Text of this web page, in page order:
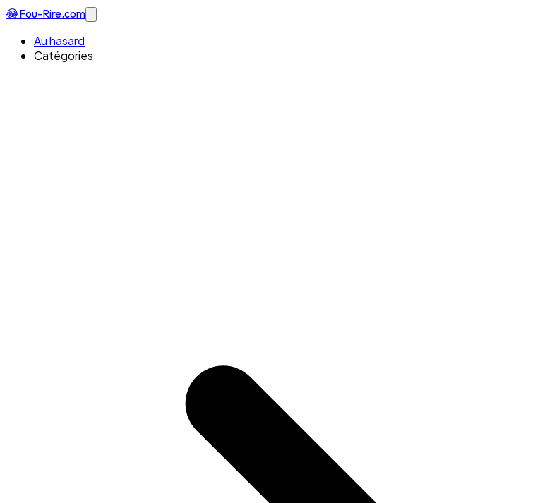
😂Fou-Rire.com
Au hasard
Catégories